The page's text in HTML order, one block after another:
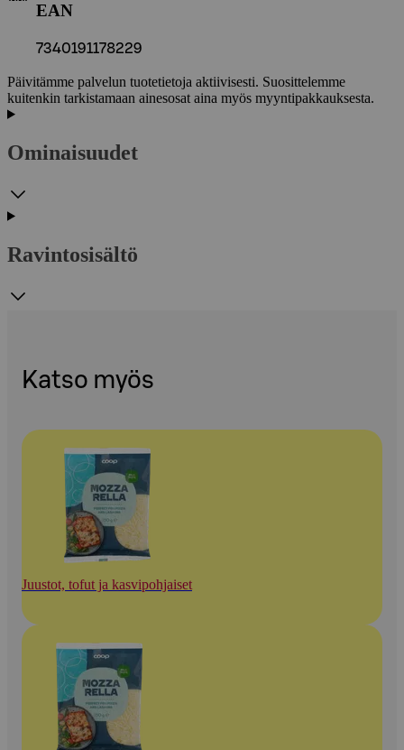
EAN
7340191178229
Päivitämme palvelun tuotetietoja aktiivisesti. Suosittelemme
kuitenkin tarkistamaan ainesosat aina myös myyntipakkauksesta.
Ominaisuudet
Ravintosisältö
Katso myös
Juustot, tofut ja kasvipohjaiset